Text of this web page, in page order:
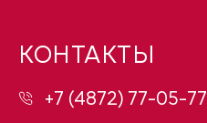
КОНТАКТЫ
+7 (4872) 77-05-77